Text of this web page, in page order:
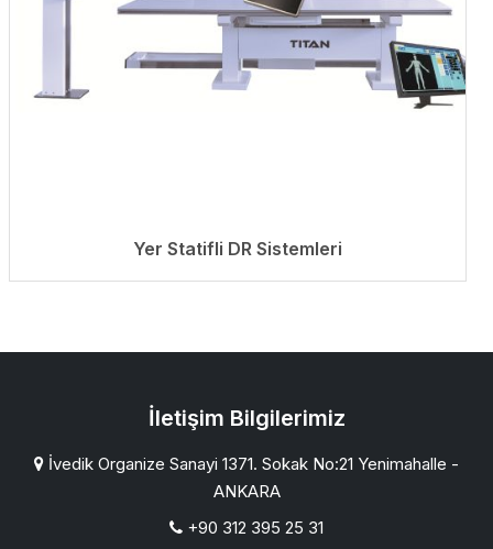
Yer Statifli DR Sistemleri
İletişim Bilgilerimiz
İvedik Organize Sanayi 1371. Sokak No:21 Yenimahalle -
ANKARA
+90 312 395 25 31